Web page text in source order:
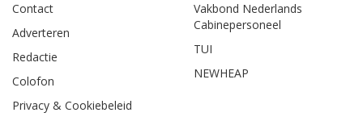
Contact
Adverteren
Redactie
Colofon
Privacy & Cookiebeleid
Vakbond Nederlands
Cabinepersoneel
TUI
NEWHEAP